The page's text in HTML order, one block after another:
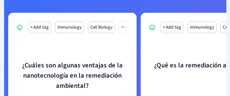
+ Add tag Immunology Cell Biology Mo
¿Cuáles son algunas ventajas de la
nanotecnología en la remediación
ambiental?
+ Add tag Immunology
¿Qué es la remediación